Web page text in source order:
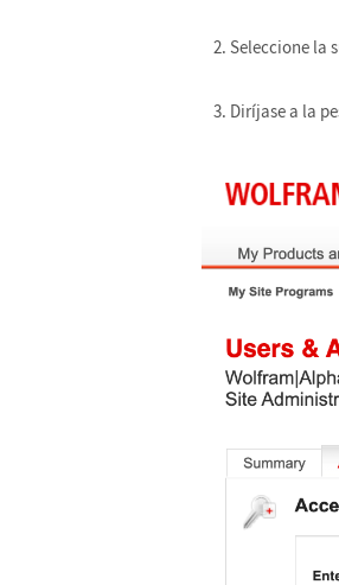
Seleccione la
Diríjase a la